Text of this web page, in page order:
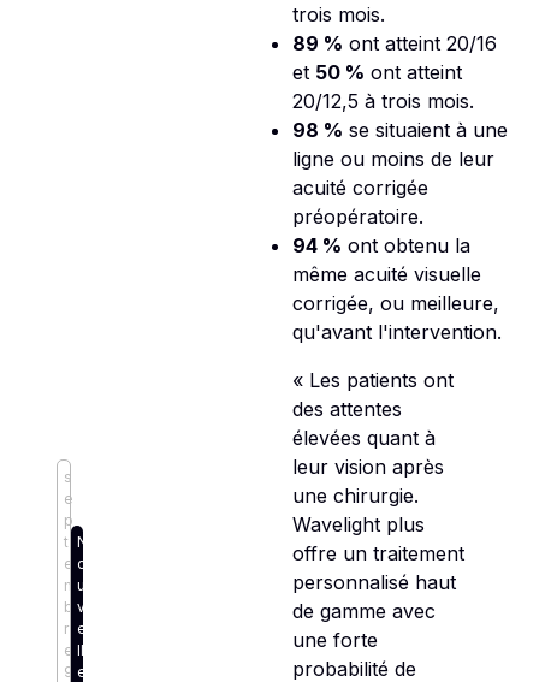
s
e
p
t
e
m
b
r
e
9,
N
o
u
v
e
ll
e
trois mois.
89 % ont atteint 20/16
et 50 % ont atteint
20/12,5 à trois mois.
98 % se situaient à une
ligne ou moins de leur
acuité corrigée
préopératoire.
94 % ont obtenu la
même acuité visuelle
corrigée, ou meilleure,
qu'avant l'intervention.
« Les patients ont
des attentes
élevées quant à
leur vision après
une chirurgie.
Wavelight plus
offre un traitement
personnalisé haut
de gamme avec
une forte
probabilité de